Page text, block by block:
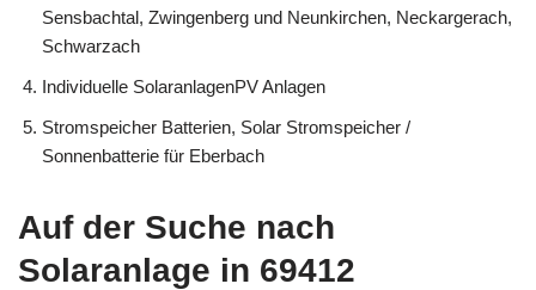
Sensbachtal, Zwingenberg und Neunkirchen, Neckargerach,
Schwarzach
Individuelle SolaranlagenPV Anlagen
Stromspeicher Batterien, Solar Stromspeicher /
Sonnenbatterie für Eberbach
Auf der Suche nach
Solaranlage in 69412